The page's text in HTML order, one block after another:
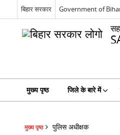
बिहार सरकार Government of
मुख्य पृष्ठ जिले के बारे में
मुख्य पृष्ठ पुलिस अधीक्षक